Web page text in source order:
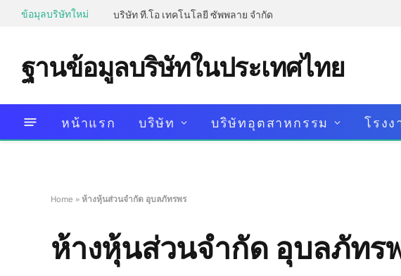
ข้อมุลบริษัทใหม่ บริษัท ที.โอ เทคโนโลยี ซัพพลาย จำกัด
ฐานข้อมูลบริษัทในประเทศไทย
หน้าแรก บริษัท บริษัทอุตสาหกรรม โรงง
Home » ห้างหุ้นส่วนจำกัด อุบลภัทรพร
ห้างหุ้นส่วนจำกัด อุบลภัทร